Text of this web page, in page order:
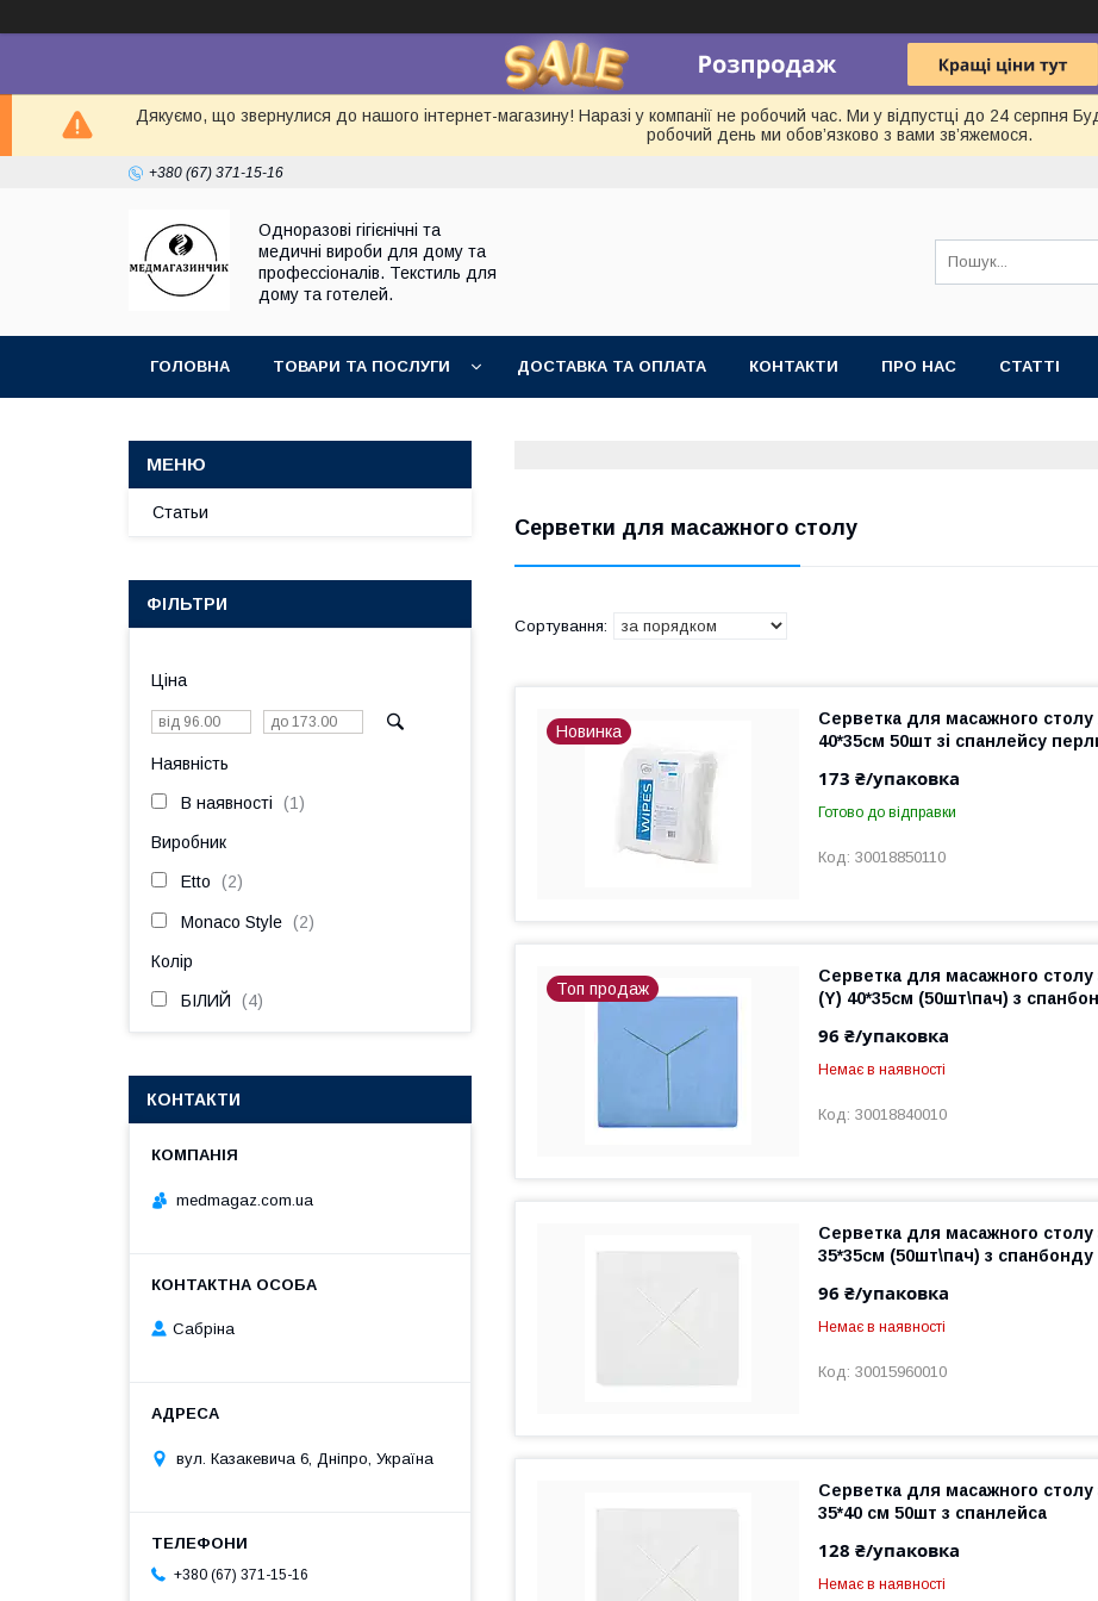
Дякуємо, що звернулися до нашого інтернет-магазину! Наразі у компанії не робочий час. Ми у відпустці до 24 серпня
робочий день ми обов’язково з вами зв’яжемося.
+380 (67) 371-15-16
Одноразові гігієнічні та
медичні вироби для дому та
профессіоналів. Текстиль для
дому та готелей.
ГОЛОВНА ТОВАРИ ТА ПОСЛУГИ ДОСТАВКА ТА ОПЛАТА КОНТАКТИ ПРО НАС СТАТТІ
Серветки для масажного столу
Новинка
Серветка для масажного столу
40*35см 50шт зі спанлейсу
173 ₴/упаковка
Готово до відправки
30018850110
Топ продаж
Серветка для масажного
(Y) 40*35см (50шт\пач) з
96 ₴/упаковка
Немає в наявності
30018840010
Серветка для масажного столу
35*35см (50шт\пач) з спанбонду
96 ₴/упаковка
Немає в наявності
30015960010
Серветка для масажного столу
35*40 см 50шт з спанлейса
128 ₴/упаковка
Немає в наявності
Статьи
ФІЛЬТРИ
Ціна
Наявність
В наявності 1
Виробник
Etto 2
Monaco Style 2
Колір
БІЛИЙ 4
КОНТАКТИ
medmagaz.com.ua
Сабріна
вул. Казакевича 6, Дніпро, Україна
+380 (67) 371-15-16